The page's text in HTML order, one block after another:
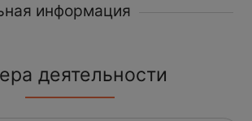
информация
деятельности